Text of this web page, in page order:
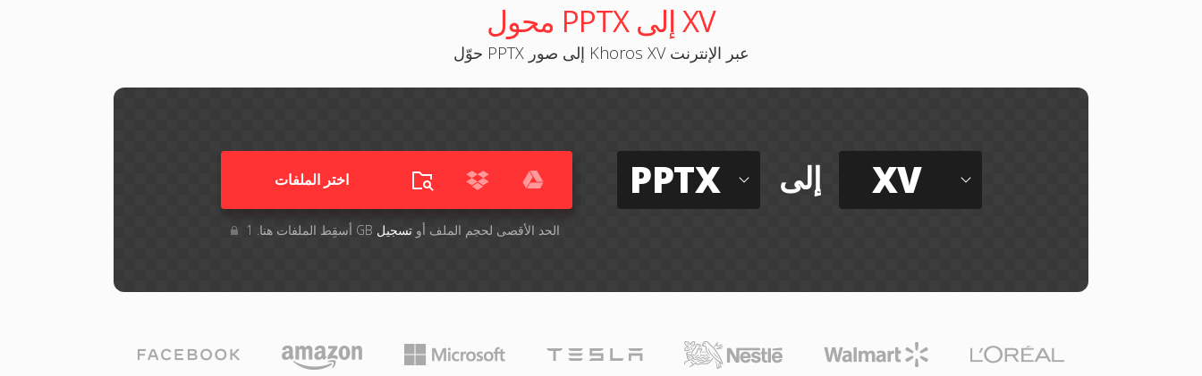
محول PPTX إلى XV
حوّل PPTX إلى صور Khoros XV عبر الإنترنت
اختر الملفات
أسقِط الملفات هنا. 1 GB الحد الأقصى لحجم الملف أوتسجيل
PPTX إلى XV